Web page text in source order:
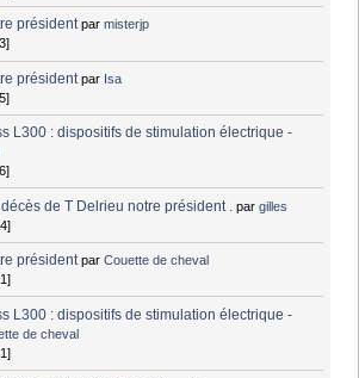
président parmisterjp
président par Isa
L300 : dispositifs de stimulation électrique -
de T Delrieu notre président . pargilles
président parCouette de cheval
L300 : dispositifs de stimulation électrique -
de cheval